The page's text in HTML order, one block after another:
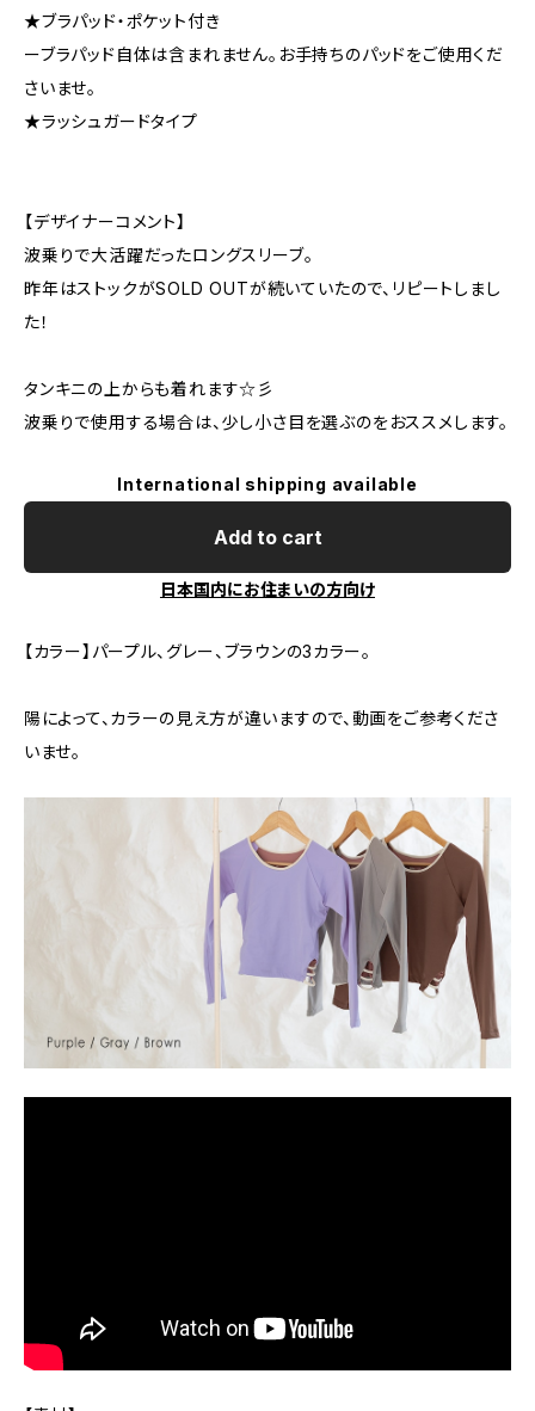
★ブラパッド・ポケット付き
ーブラパッド自体は含まれません。お手持ちのパッドをご使用くだ
さいませ。
★ラッシュガードタイプ
【デザイナーコメント】
波乗りで大活躍だったロングスリーブ。
昨年はストックがSOLD OUTが続いていたので、リピートしまし
た！
タンキニの上からも着れます☆彡
波乗りで使用する場合は、少し小さ目を選ぶのをおススメします。
International shipping available
Add to cart
日本国内にお住まいの方向け
【カラー】パープル、グレー、ブラウンの3カラー。
陽によって、カラーの見え方が違いますので、動画をご参考くださ
いませ。